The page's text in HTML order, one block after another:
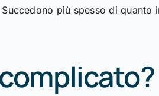
più spesso di